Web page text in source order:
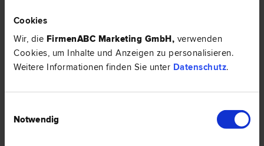
Cookies
Wir, die FirmenABC Marketing GmbH, verwenden
Cookies, um Inhalte und Anzeigen zu personalisieren.
Weitere Informationen finden Sie unter Datenschutz.
Notwendig